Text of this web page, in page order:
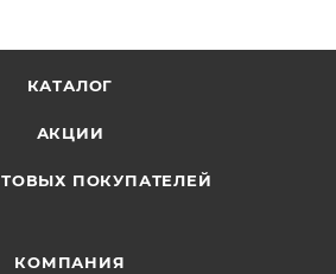
КАТАЛОГ
АКЦИИ
ПОКУПАТЕЛЕЙ
КОМПАНИЯ